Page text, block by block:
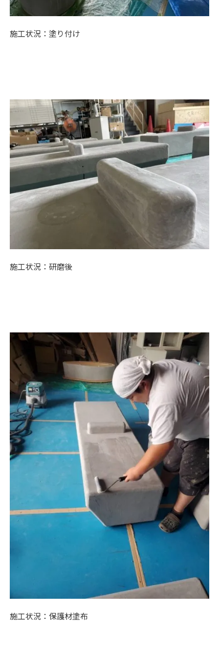
施工状況：塗り付け
施工状況：研磨後
施工状況：保護材塗布